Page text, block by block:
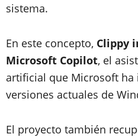
sistema.
En este concepto, Clippy
Microsoft Copilot, el
artificial que Microsoft ha
versiones actuales de
El proyecto también